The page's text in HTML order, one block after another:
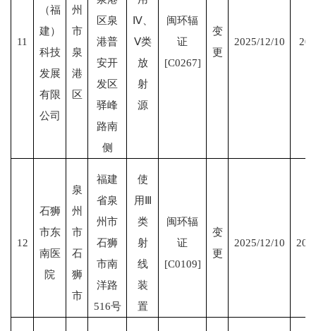
11
（福
建）
科技
发展
有限
公司
州
市
泉
港
区
区泉
港普
安开
发区
驿峰
路南
侧
Ⅳ、
Ⅴ类
放
射
源
闽环辐
证
[C0267]
变
更
2025/12/10
12
石狮
市东
南医
院
泉
州
市
石
狮
市
福建
省泉
州市
石狮
市南
洋路
516号
使
用Ⅲ
类
射
线
装
置
闽环辐
证
[C0109]
变
更
2025/12/10